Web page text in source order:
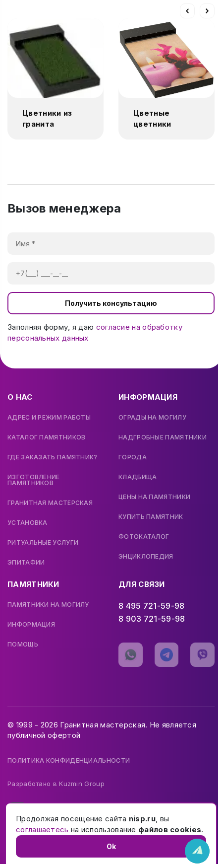
Цветники из
гранита
Цветные
цветники
Вызов менеджера
Получить консультацию
Заполняя форму, я даю согласие на обработку
персональных данных
О НАС
АДРЕС И РЕЖИМ РАБОТЫ
КАТАЛОГ ПАМЯТНИКОВ
ГДЕ ЗАКАЗАТЬ ПАМЯТНИК?
ИЗГОТОВЛЕНИЕ
ПАМЯТНИКОВ
ГРАНИТНАЯ МАСТЕРСКАЯ
УСТАНОВКА
РИТУАЛЬНЫЕ УСЛУГИ
ЭПИТАФИИ
ИНФОРМАЦИЯ
ОГРАДЫ НА МОГИЛУ
НАДГРОБНЫЕ ПАМЯТНИКИ
ГОРОДА
КЛАДБИЩА
ЦЕНЫ НА ПАМЯТНИКИ
КУПИТЬ ПАМЯТНИК
ФОТОКАТАЛОГ
ЭНЦИКЛОПЕДИЯ
ПАМЯТНИКИ
ПАМЯТНИКИ НА МОГИЛУ
ИНФОРМАЦИЯ
ПОМОЩЬ
ДЛЯ СВЯЗИ
8 495 721-59-98
8 903 721-59-98
© 1999 - 2026 Гранитная мастерская. Не является
публичной офертой
ПОЛИТИКА КОНФИДЕНЦИАЛЬНОСТИ
Разработано вKuzmin Group
Продолжая посещение сайта nisp.ru, вы
соглашаетесь на использование файлов cookies.
Ok